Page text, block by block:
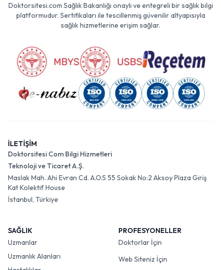
Doktorsitesi.com Sağlık Bakanlığı onaylı ve entegreli bir sağlık bilgi
platformudur. Sertifikaları ile tescillenmiş güvenilir altyapısıyla
sağlık hizmetlerine erişim sağlar.
İLETİŞİM
Doktorsitesi Com Bilgi Hizmetleri
Teknoloji ve Ticaret A.Ş.
Maslak Mah. Ahi Evran Cd. A.O.S 55 Sokak No:2 Aksoy Plaza Giriş
Kat Kolektif House
İstanbul, Türkiye
SAĞLIK
Uzmanlar
Uzmanlık Alanları
PROFESYONELLER
Doktorlar İçin
Web Siteniz İçin